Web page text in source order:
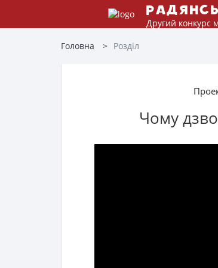
Другий конкурс
Головна Розділ
Чому